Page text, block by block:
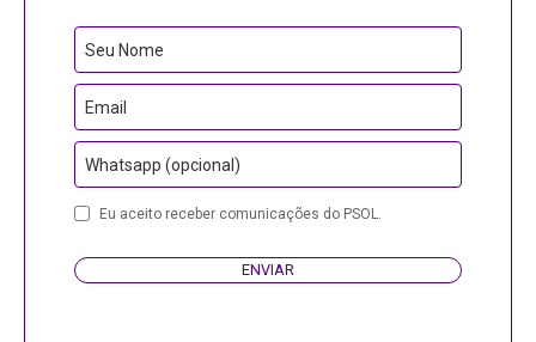
Seu Nome
Email
Whatsapp (opcional)
Eu aceito receber comunicações do PSOL.
ENVIAR